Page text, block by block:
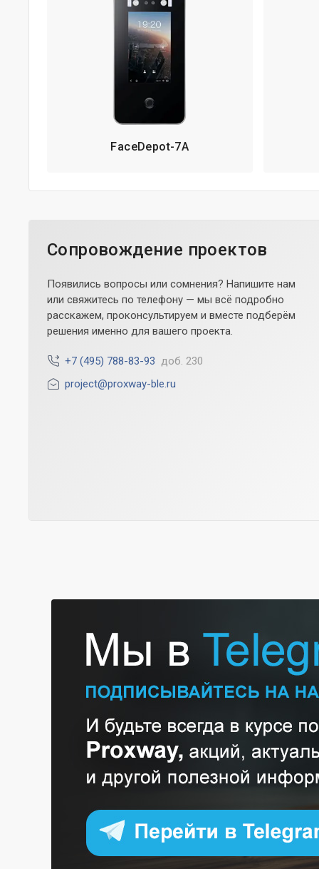
FaceDepot-7A
Сопровождение проектов
Появились вопросы или сомнения? Напишите нам
или свяжитесь по телефону — мы всё подробно
расскажем, проконсультируем и вместе подберём
решения именно для вашего проекта.
+7 (495) 788-83-93 доб. 230
project@proxway-ble.ru